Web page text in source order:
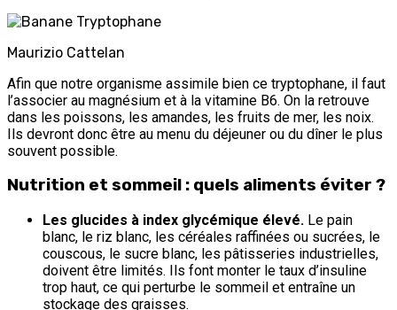
Maurizio Cattelan
Afin que notre organisme assimile bien ce tryptophane, il faut
l’associer au magnésium et à la vitamine B6. On la retrouve
dans les poissons, les amandes, les fruits de mer, les noix.
Ils devront donc être au menu du déjeuner ou du dîner le plus
souvent possible.
Nutrition et sommeil : quels aliments éviter ?
Les glucides à index glycémique élevé. Le pain
blanc, le riz blanc, les céréales raffinées ou sucrées, le
couscous, le sucre blanc, les pâtisseries industrielles,
doivent être limités. Ils font monter le taux d’insuline
trop haut, ce qui perturbe le sommeil et entraîne un
stockage des graisses.